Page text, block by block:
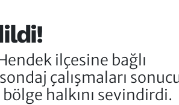
ilçesine bağlı
çalışmaları
halkını sevindirdi.